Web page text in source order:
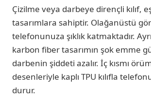
Çizilme veya darbeye dirençli kılıf,
tasarımlara sahiptir. Olağanüstü
telefonunuza şıklık katmaktadır.
karbon fiber tasarımın şok emme
darbenin şiddeti azalır. İç kısmı
desenleriyle kaplı TPU kılıfla
durur.